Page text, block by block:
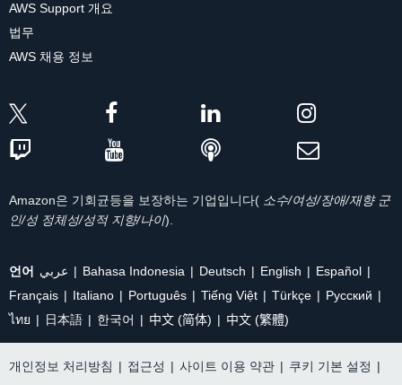
AWS Support 개요
법무
AWS 채용 정보
Amazon은 기회균등을 보장하는 기업입니다( 소수/여성/장애/재향 군
인/성 정체성/성적 지향/나이).
언어 عربي Bahasa Indonesia Deutsch English
Español
Français
Italiano Português Tiếng Việt Türkçe
Ρусский
ไทย
日本語 한국어 中文 (简体) 中文 (繁體)
개인정보 처리방침 | 접근성 | 사이트 이용 약관 | 쿠키 기본 설정 |